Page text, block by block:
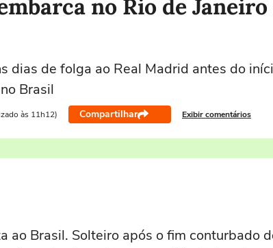
no Rio de
dias de folga ao Real Madrid antes do
Brasil
às 11h12) Compartilhar Exibir comentários
ao Brasil. Solteiro após o fim conturbado